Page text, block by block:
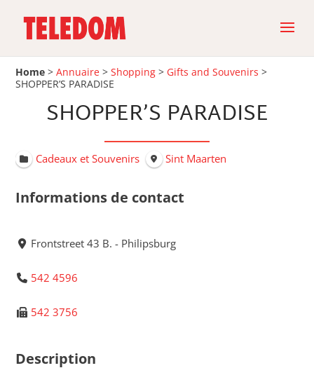
Home >Annuaire >Shopping > Gifts and Souvenirs >
SHOPPER’S PARADISE
SHOPPER’S PARADISE
Cadeaux et Souvenirs Sint Maarten
Informations de contact
Frontstreet 43 B. - Philipsburg
542 4596
542 3756
Description